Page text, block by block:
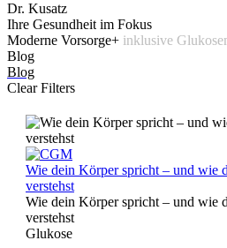
Dr. Kusatz
Ihre Gesundheit im Fokus
Moderne Vorsorge+ inklusive
Blog
Blog
Clear Filters
Wie dein Körper spricht – und wie
verstehst
Wie dein Körper spricht – und wie
verstehst
Glukose